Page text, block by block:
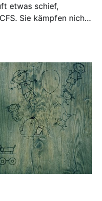
etwas schief,
Sie kämpfen nicht
ist. Fehlendes
Schulleiterin, bevor